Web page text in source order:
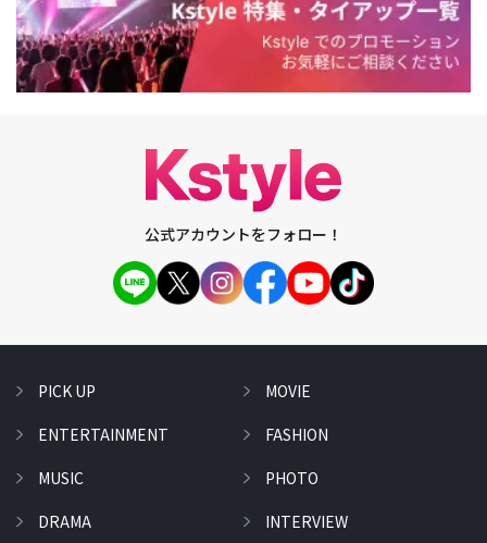
公式アカウントをフォロー！
PICK UP
ENTERTAINMENT
MUSIC
DRAMA
MOVIE
FASHION
PHOTO
INTERVIEW